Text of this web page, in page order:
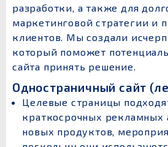
разработки, а также для
маркетинговой стратегии и
клиентов. Мы создали
который поможет
сайта принять решение.
Одностраничный сайт
Целевые страницы
краткосрочных рекламных
новых продуктов,